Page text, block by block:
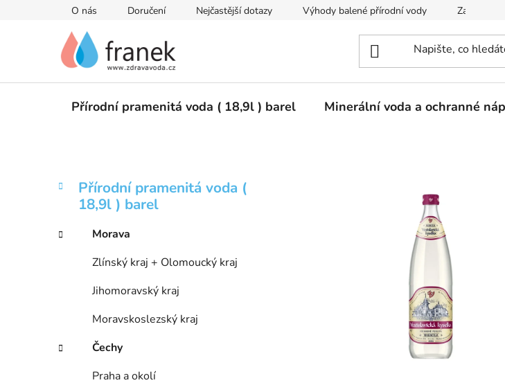
O nás Doručení Nejčastější dotazy Výhody balené přírodní vody
Přírodní pramenitá voda ( 18,9l ) barel Minerální voda a ochranné
P
t
p
Přeskočit
kategorie
K
a
g
Přírodní pramenitá voda (
18,9l ) barel
Morava
Zlínský kraj + Olomoucký kraj
Jihomoravský kraj
Moravskoslezský kraj
Čechy
Praha a okolí